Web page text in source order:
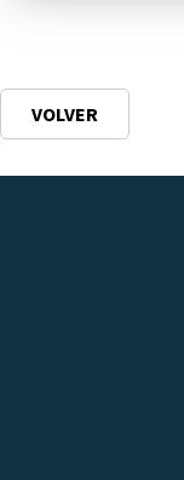
VOLVER